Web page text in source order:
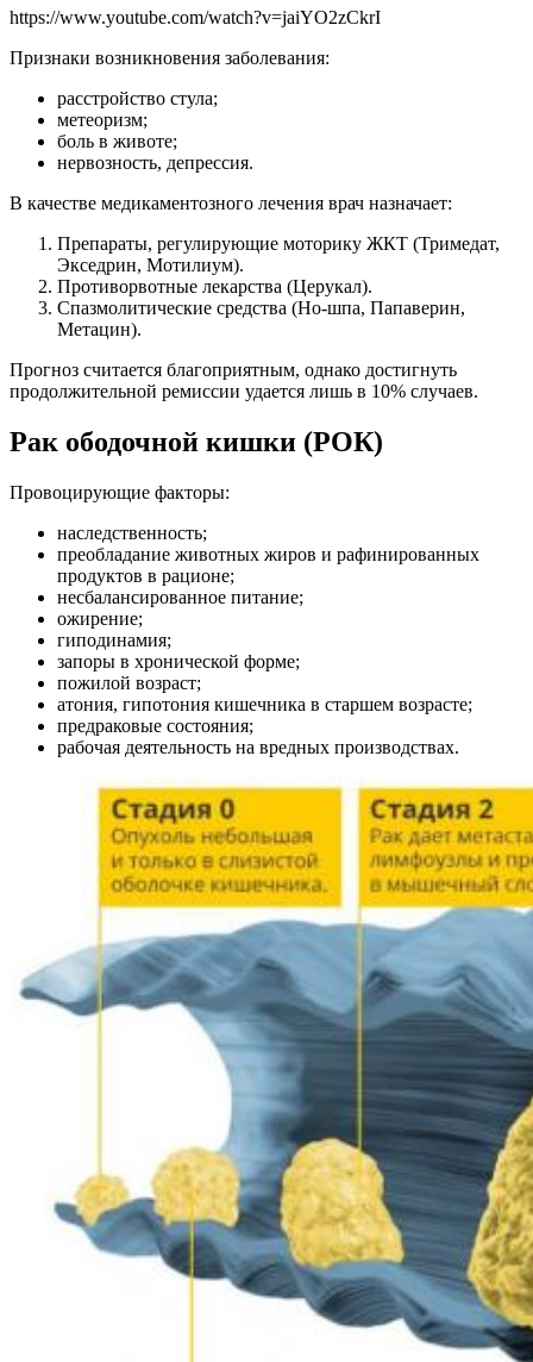
https://www.youtube.com/watch?v=jaiYO2zCkrI
Признаки возникновения заболевания:
расстройство стула;
метеоризм;
боль в животе;
нервозность, депрессия.
В качестве медикаментозного лечения врач назначает:
Препараты, регулирующие моторику ЖКТ (Тримедат,
Экседрин, Мотилиум).
Противорвотные лекарства (Церукал).
Спазмолитические средства (Но-шпа, Папаверин,
Метацин).
Прогноз считается благоприятным, однако достигнуть
продолжительной ремиссии удается лишь в 10% случаев.
Рак ободочной кишки (РОК)
Провоцирующие факторы:
наследственность;
преобладание животных жиров и рафинированных
продуктов в рационе;
несбалансированное питание;
ожирение;
гиподинамия;
запоры в хронической форме;
пожилой возраст;
атония, гипотония кишечника в старшем возрасте;
предраковые состояния;
рабочая деятельность на вредных производствах.